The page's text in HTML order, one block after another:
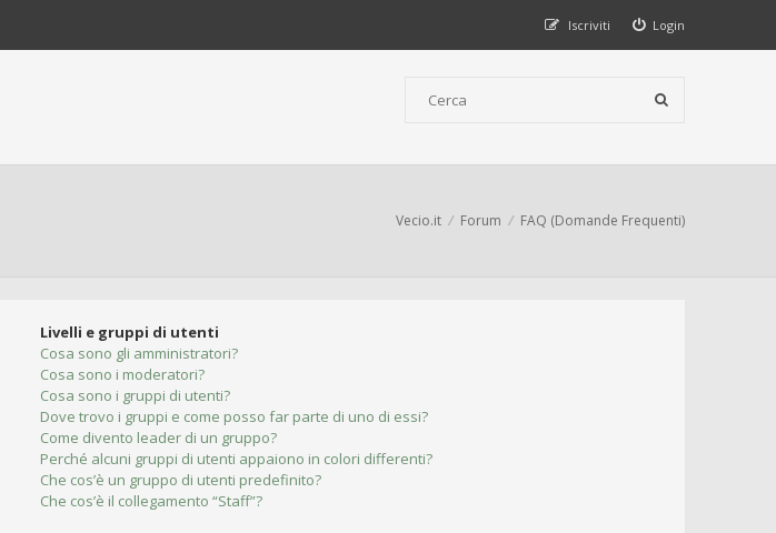
Login
Iscriviti
Vecio.it Forum FAQ (Domande Frequenti)
Livelli e gruppi di utenti
Cosa sono gli amministratori?
Cosa sono i moderatori?
Cosa sono i gruppi di utenti?
Dove trovo i gruppi e come posso far parte di uno di essi?
Come divento leader di un gruppo?
Perché alcuni gruppi di utenti appaiono in colori differenti?
Che cos’è un gruppo di utenti predefinito?
Che cos’è il collegamento “Staff”?